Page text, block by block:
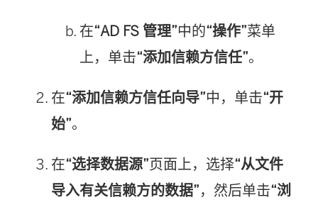
在“AD FS 管理”中的“操作”菜单
上，单击“添加信赖方信任”。
在“添加信赖方信任向导”中，单击“开
始”。
在“选择数据源”页面上，选择“从文件
导入有关信赖方的数据”，然后单击“浏